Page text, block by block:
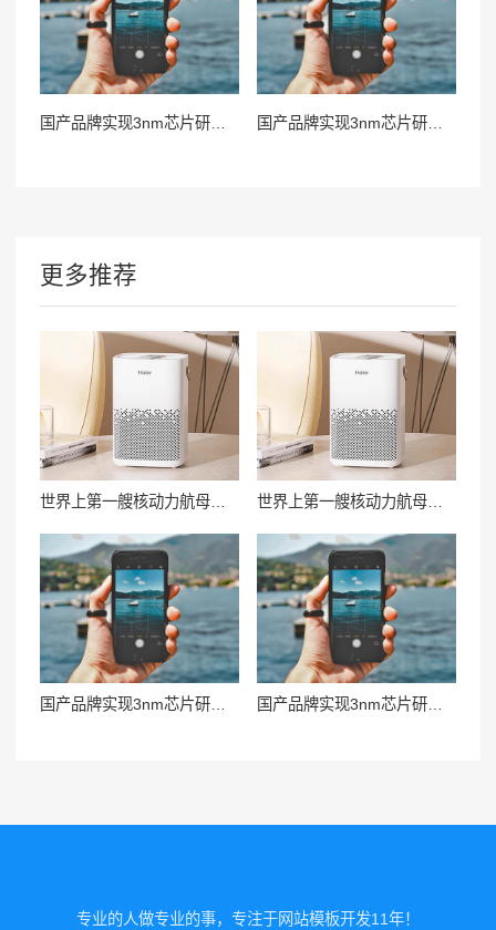
国产品牌实现3nm芯片研发设计突破 国产品牌实现3nm芯片研发设计突破
更多推荐
世界上第一艘核动力航母将在美国拆解
国产品牌实现3nm芯片研发设计突破
专业的人做专业的事，专注于网站模板开发11年！